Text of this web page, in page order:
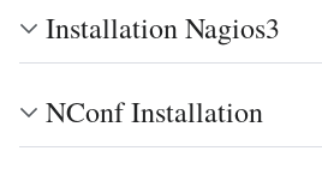
Installation Nagios3
NConf Installation